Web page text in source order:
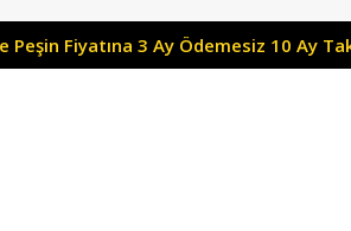
Peşin Fiyatına 3 Ay Ödemesiz 10 Ay